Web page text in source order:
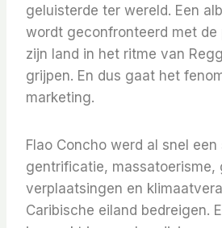
geluisterde ter wereld. Een
wordt geconfronteerd met de
zijn land in het ritme van
grijpen. En dus gaat het
marketing.
Flao Concho werd al snel
gentrificatie, massatoerisme,
verplaatsingen en
Caribische eiland bedreigen.